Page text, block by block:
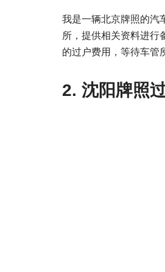
我是一辆北京牌照的汽
所，提供相关资料进行
的过户费用，等待车管
2. 沈阳牌照